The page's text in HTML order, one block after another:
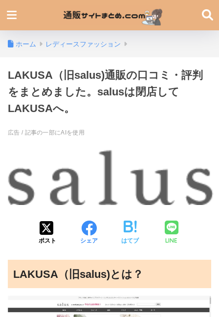
ホーム レディースファッション
LAKUSA（旧salus)通販の口コミ・評判
をまとめました。salusは閉店して
LAKUSAへ。
ポスト シェア はてブ LINE
LAKUSA（旧salus)とは？